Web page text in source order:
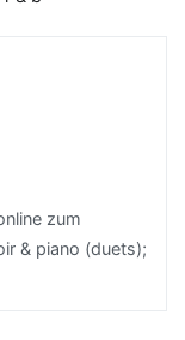
zum
& piano (duets);